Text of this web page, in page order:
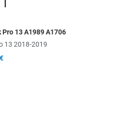
13 A1989 A1706
13 2018-2019